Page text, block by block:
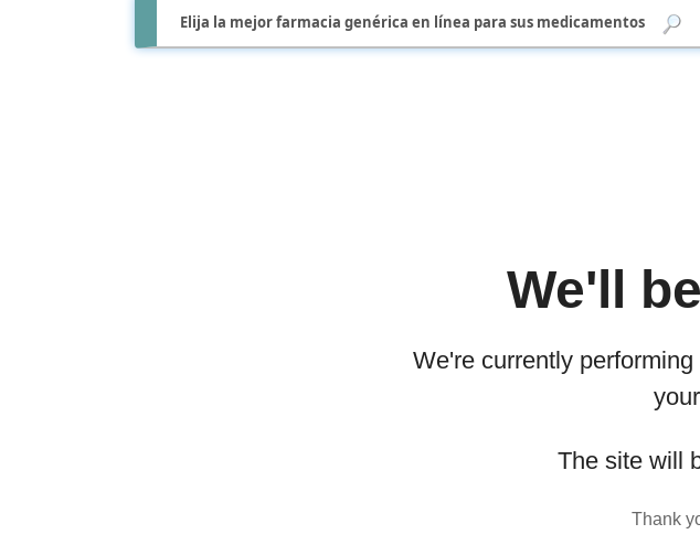
Elija la mejor farmacia genérica en línea para sus medicamentos